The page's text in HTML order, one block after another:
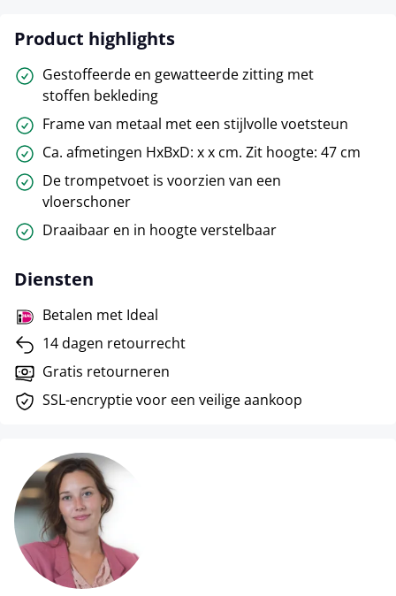
Product highlights
Gestoffeerde en gewatteerde zitting met
stoffen bekleding
Frame van metaal met een stijlvolle voetsteun
Ca. afmetingen HxBxD: x x cm. Zit hoogte: 47 cm
De trompetvoet is voorzien van een
vloerschoner
Draaibaar en in hoogte verstelbaar
Diensten
Betalen met Ideal
14 dagen retourrecht
Gratis retourneren
SSL-encryptie voor een veilige aankoop